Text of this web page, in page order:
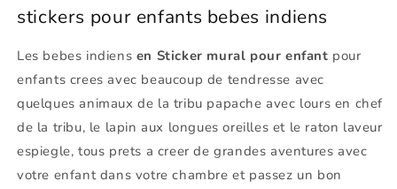
stickers pour enfants bebes indiens
Les bebes indiens en Sticker mural pour enfant pour
enfants crees avec beaucoup de tendresse avec
quelques animaux de la tribu papache avec lours en chef
de la tribu, le lapin aux longues oreilles et le raton laveur
espiegle, tous prets a creer de grandes aventures avec
votre enfant dans votre chambre et passez un bon